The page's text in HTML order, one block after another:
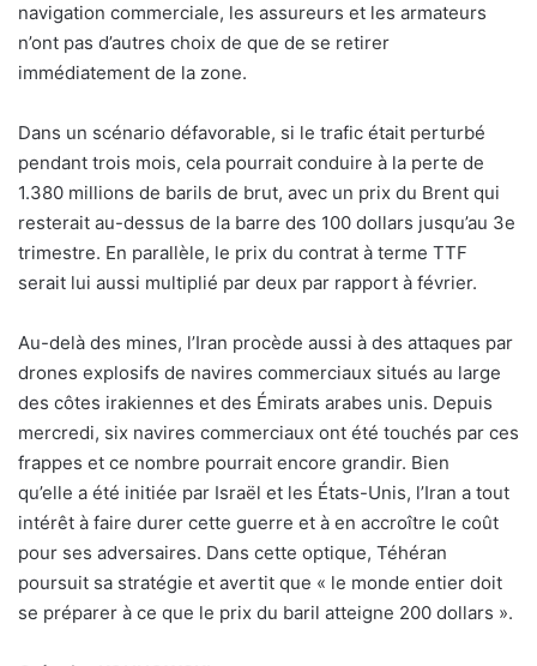
navigation commerciale, les assureurs et les armateurs
n’ont pas d’autres choix de que de se retirer
immédiatement de la zone.
Dans un scénario défavorable, si le trafic était perturbé
pendant trois mois, cela pourrait conduire à la perte de
1.380 millions de barils de brut, avec un prix du Brent qui
resterait au-dessus de la barre des 100 dollars jusqu’au 3e
trimestre. En parallèle, le prix du contrat à terme TTF
serait lui aussi multiplié par deux par rapport à février.
Au-delà des mines, l’Iran procède aussi à des attaques par
drones explosifs de navires commerciaux situés au large
des côtes irakiennes et des Émirats arabes unis. Depuis
mercredi, six navires commerciaux ont été touchés par ces
frappes et ce nombre pourrait encore grandir. Bien
qu’elle a été initiée par Israël et les États-Unis, l’Iran a tout
intérêt à faire durer cette guerre et à en accroître le coût
pour ses adversaires. Dans cette optique, Téhéran
poursuit sa stratégie et avertit que « le monde entier doit
se préparer à ce que le prix du baril atteigne 200 dollars ».